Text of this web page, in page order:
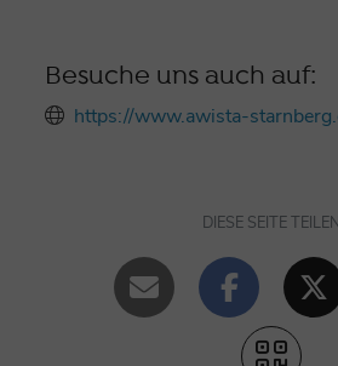
Besuche uns auch auf:
https://www.awista-
DIESE SEITE TEILEN